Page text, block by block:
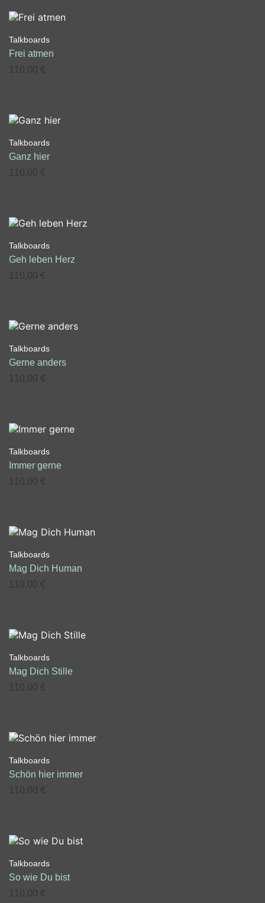
Talkboards
Frei atmen
110,00
€
Talkboards
Ganz hier
110,00
€
Talkboards
Geh leben Herz
110,00
€
Talkboards
Gerne anders
110,00
€
Talkboards
Immer gerne
110,00
€
Talkboards
Mag Dich Human
110,00
€
Talkboards
Mag Dich Stille
110,00
€
Talkboards
Schön hier immer
110,00
€
Talkboards
So wie Du bist
110,00
€